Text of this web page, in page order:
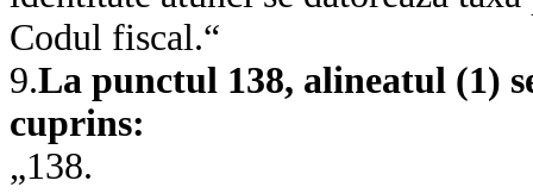
Codul fiscal.“
9.La punctul 138, alineatul (1)
cuprins:
„138.